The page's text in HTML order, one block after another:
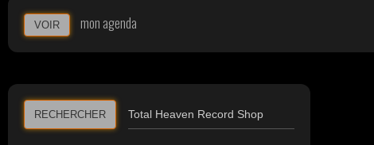
VOIR mon agenda
RECHERCHER